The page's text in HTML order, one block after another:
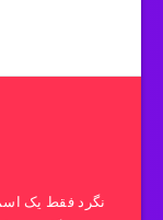
نگرد فقط یک